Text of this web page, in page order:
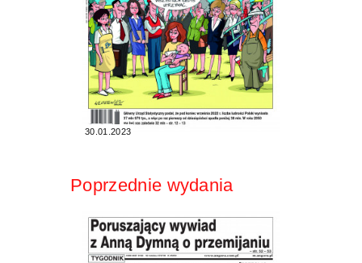
30.01.2023
Poprzednie wydania